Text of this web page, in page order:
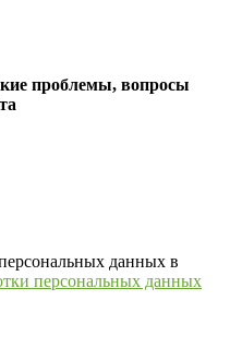
проблемы, вопросы
данных в
персональных данных